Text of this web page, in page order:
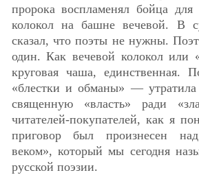
пророка воспламенял бойца
колокол на башне вечевой. В
сказал, что поэты не нужны.
один. Как вечевой колокол
круговая чаша, единственная.
«блестки и обманы» — утратила
священную «власть» ради
читателей-покупателей, как я
приговор был произнесен
веком», который мы сегодня
русской поэзии.